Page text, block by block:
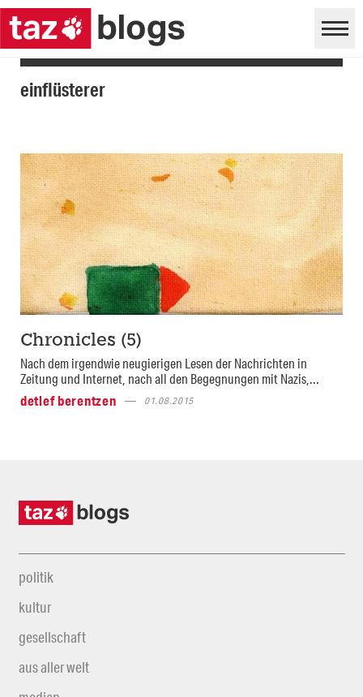
einflüsterer
Chronicles (5)
Nach dem irgendwie neugierigen Lesen der Nachrichten in
Zeitung und Internet, nach all den Begegnungen mit Nazis,...
detlef berentzen
01.08.2015
politik
kultur
gesellschaft
aus aller welt